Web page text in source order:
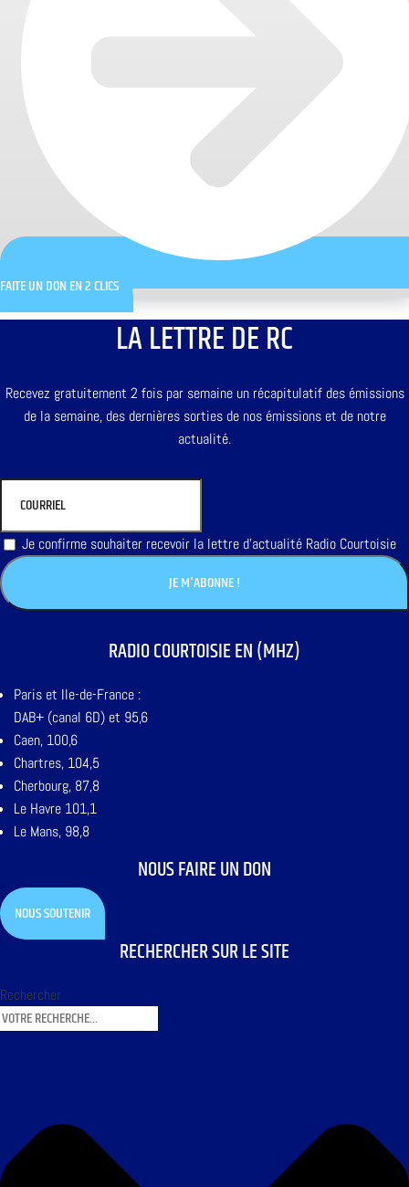
FAITE UN DON EN 2 CLICS
LA LETTRE DE RC
Recevez gratuitement 2 fois par semaine un récapitulatif des émissions
de la semaine, des dernières sorties de nos émissions et de notre
actualité.
Je confirme souhaiter recevoir la lettre d'actualité Radio Courtoisie
RADIO COURTOISIE EN (MHZ)
Paris et Ile-de-France :
DAB+ (canal 6D) et 95,6
Caen, 100,6
Chartres, 104,5
Cherbourg, 87,8
Le Havre 101,1
Le Mans, 98,8
NOUS FAIRE UN DON
NOUS SOUTENIR
RECHERCHER SUR LE SITE
Rechercher